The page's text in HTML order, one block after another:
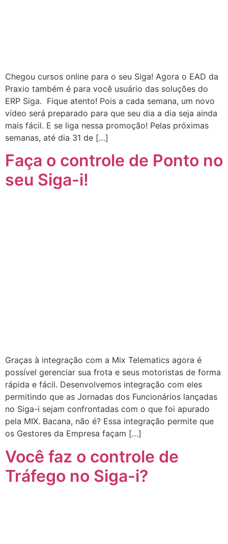
Chegou cursos online para o seu Siga! Agora o EAD da
Praxio também é para você usuário das soluções do
ERP Siga. Fique atento! Pois a cada semana, um novo
vídeo será preparado para que seu dia a dia seja ainda
mais fácil. E se liga nessa promoção! Pelas próximas
semanas, até dia 31 de […]
Faça o controle de Ponto no
seu Siga-i!
Graças à integração com a Mix Telematics agora é
possível gerenciar sua frota e seus motoristas de forma
rápida e fácil. Desenvolvemos integração com eles
permitindo que as Jornadas dos Funcionários lançadas
no Siga-i sejam confrontadas com o que foi apurado
pela MIX. Bacana, não é? Essa integração permite que
os Gestores da Empresa façam […]
Você faz o controle de
Tráfego no Siga-i?